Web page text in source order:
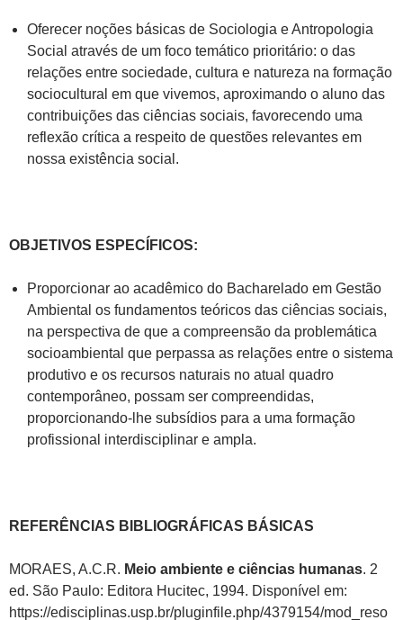
Oferecer noções básicas de Sociologia e Antropologia
Social através de um foco temático prioritário: o das
relações entre sociedade, cultura e natureza na formação
sociocultural em que vivemos, aproximando o aluno das
contribuições das ciências sociais, favorecendo uma
reflexão crítica a respeito de questões relevantes em
nossa existência social.
OBJETIVOS ESPECÍFICOS:
Proporcionar ao acadêmico do Bacharelado em Gestão
Ambiental os fundamentos teóricos das ciências sociais,
na perspectiva de que a compreensão da problemática
socioambiental que perpassa as relações entre o sistema
produtivo e os recursos naturais no atual quadro
contemporâneo, possam ser compreendidas,
proporcionando-lhe subsídios para a uma formação
profissional interdisciplinar e ampla.
REFERÊNCIAS BIBLIOGRÁFICAS BÁSICAS
MORAES, A.C.R. Meio ambiente e ciências humanas. 2
ed. São Paulo: Editora Hucitec, 1994. Disponível em:
https://edisciplinas.usp.br/pluginfile.php/4379154/mod_reso